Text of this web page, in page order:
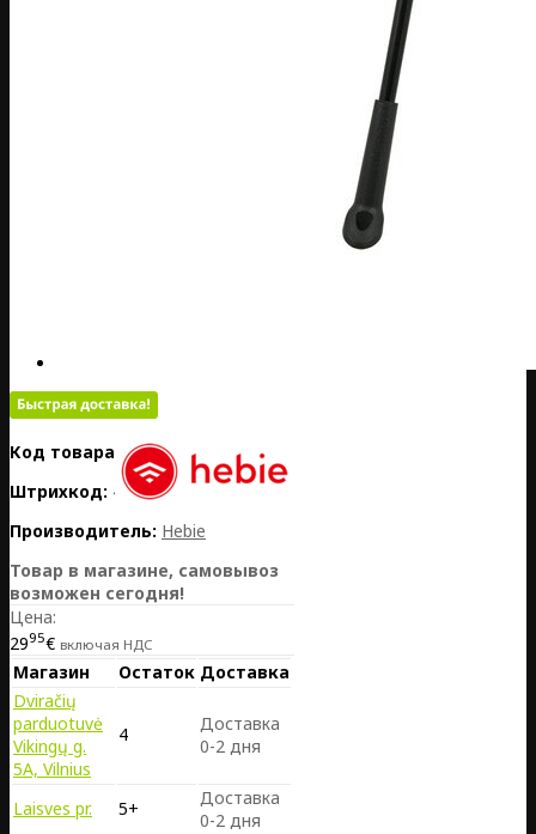
Код товара: DE20-050-23104
Штрихкод: 4021834066105
Производитель: Hebie
Товар в магазине, самовывоз
возможен сегодня!
Цена:
2995€ включая НДС
Магазин Остаток Доставка
Dviračių
parduotuvė
Vikingų g.
5A, Vilnius
4
Доставка
0-2 дня
Laisves pr. 5+
Доставка
0-2 дня